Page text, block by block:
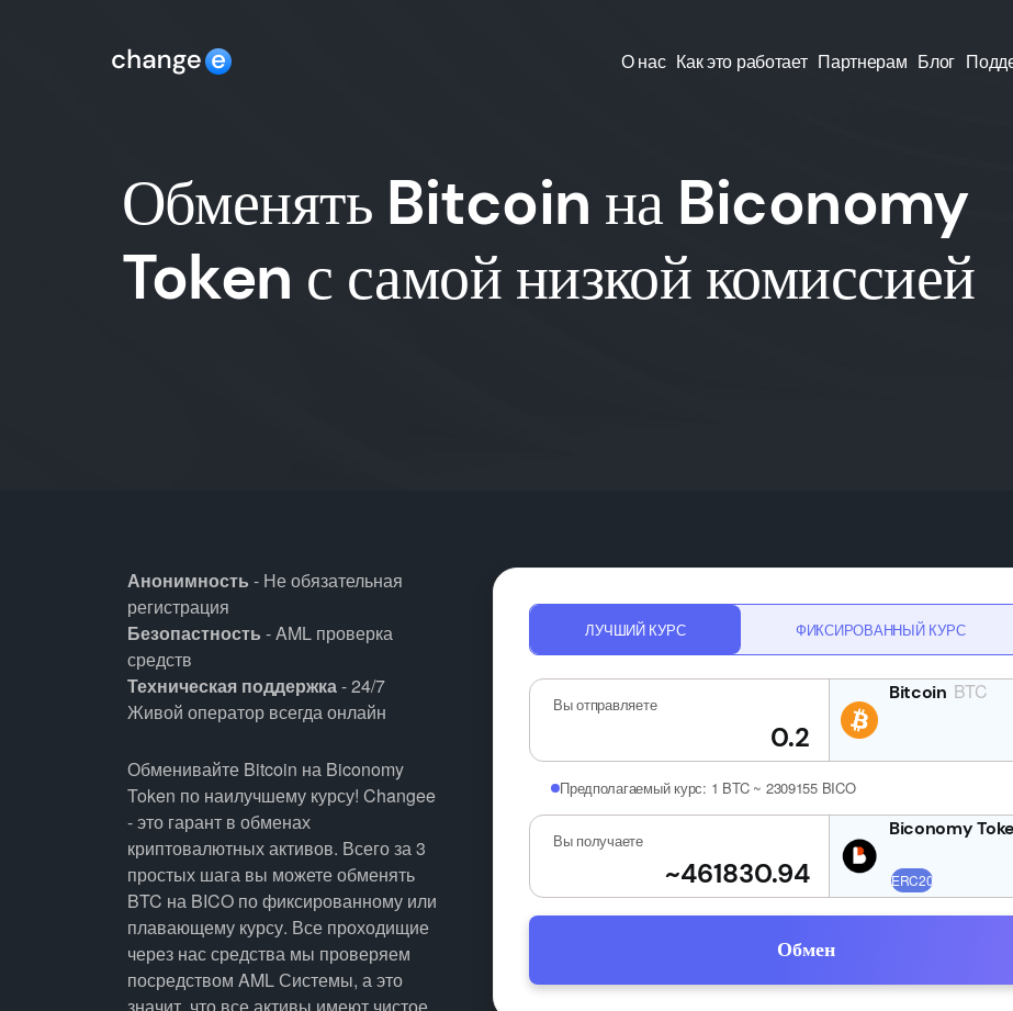
О нас Как это работает Партнерам Блог
Обменять Bitcoin на Biconomy
Token с самой низкой комиссией
Анонимность - Не обязательная
регистрация
Безопастность - AML проверка
средств
Техническая поддержка- 24/7
Живой оператор всегда онлайн
Обменивайте Bitcoin на Biconomy
Token по наилучшему курсу! Changee
- это гарант в обменах
криптовалютных активов. Всего за 3
простых шага вы можете обменять
BTC на BICO по фиксированному или
плавающему курсу. Все проходищие
через нас средства мы проверяем
посредством AML Системы, а это
ЛУЧШИЙ КУРС ФИКСИРОВАННЫЙ КУРС
Вы отправляете
BTC
Предполагаемый курс: 1 BTC ~ 2309155 BICO
Вы получаете
Обмен